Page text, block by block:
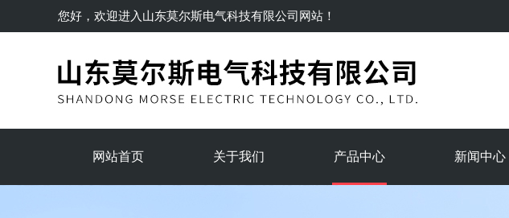
您好，欢迎进入 山东莫尔斯电气科技有限公司网站！
网站首页 关于我们 产品中心 新闻中心